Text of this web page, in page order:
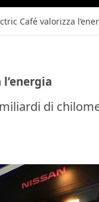
Café valorizza
di